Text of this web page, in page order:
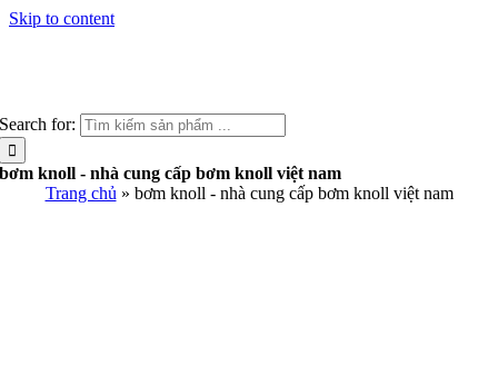
Skip to content
Search for:
bơm knoll - nhà cung cấp bơm knoll việt nam
Trang chủ » bơm knoll - nhà cung cấp bơm knoll việt nam